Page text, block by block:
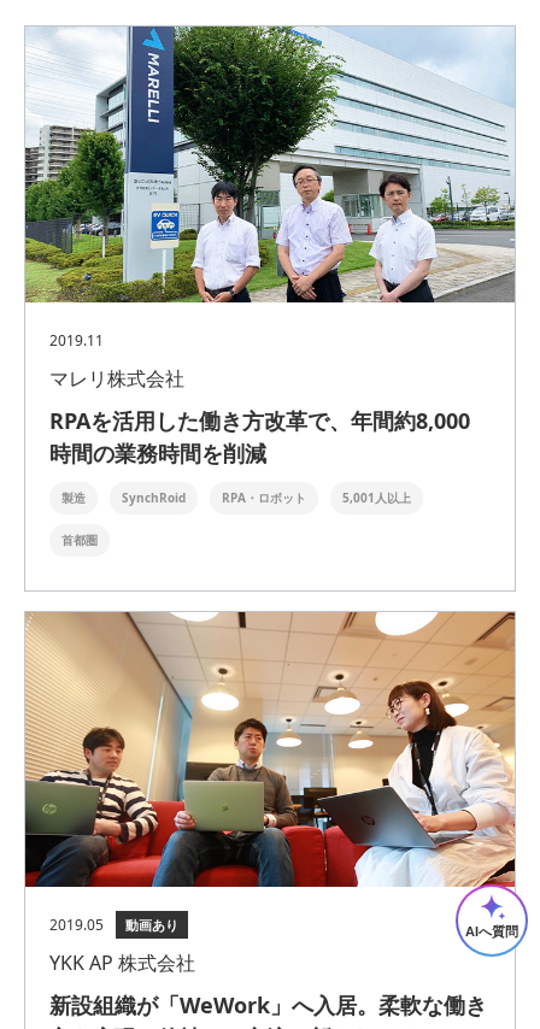
2019.11
マレリ株式会社
RPAを活用した働き方改革で、年間約8,000
時間の業務時間を削減
製造 SynchRoid RPA・ロボット 5,001人以上
首都圏
2019.05 動画あり
YKK AP 株式会社
新設組織が「WeWork」へ入居。柔軟な働き
AIへ質問